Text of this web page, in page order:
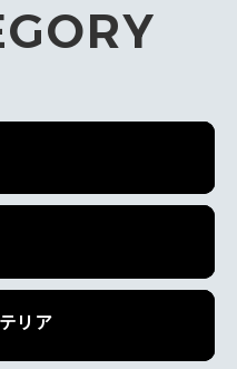
リア